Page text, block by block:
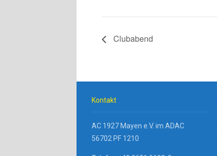
Clubabend
Kontakt
AC 1927 Mayen e.V. im ADAC
56702 PF 1210